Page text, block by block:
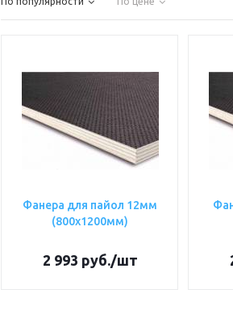
Фанера для пайол 12мм
(800х1200мм)
2 993 руб./шт